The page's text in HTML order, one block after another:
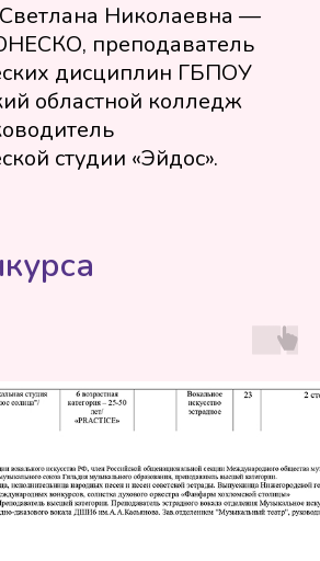
Николаевна —
преподаватель
дисциплин ГБПОУ
областной колледж
студии «Эйдос».